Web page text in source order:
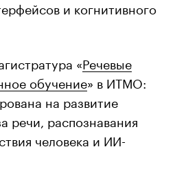
и когнитивного
«Речевые
обучение» в ИТМО:
на развитие
речи, распознавания
человека и ИИ-